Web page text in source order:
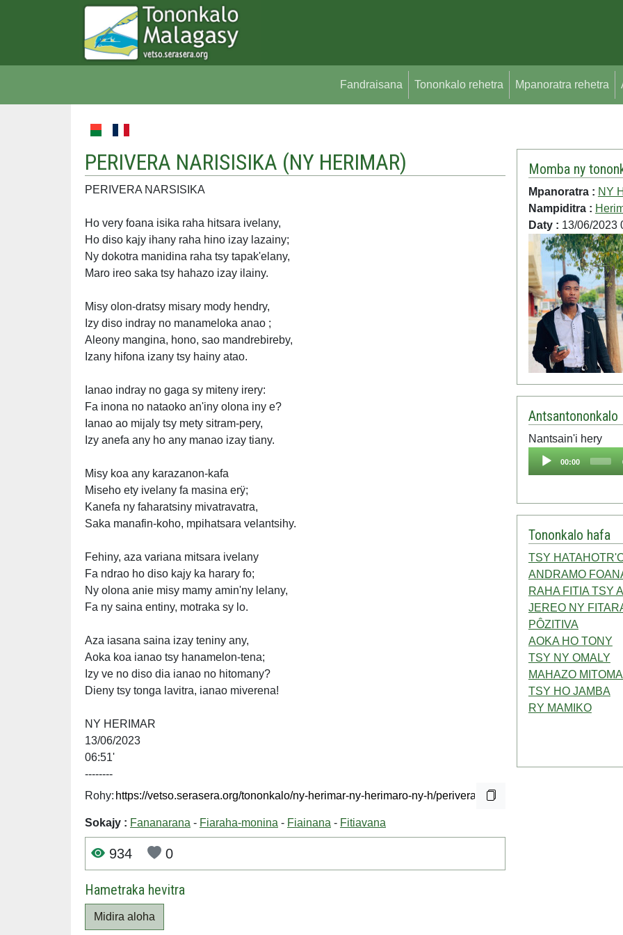
Fandraisana Tononkalo rehetra Mpanoratra rehetra
PERIVERA NARISISIKA (NY HERIMAR)
PERIVERA NARSISIKA
Ho very foana isika raha hitsara ivelany,
Ho diso kajy ihany raha hino izay lazainy;
Ny dokotra manidina raha tsy tapak'elany,
Maro ireo saka tsy hahazo izay ilainy.
Misy olon-dratsy misary mody hendry,
Izy diso indray no manameloka anao ;
Aleony mangina, hono, sao mandrebireby,
Izany hifona izany tsy hainy atao.
Ianao indray no gaga sy miteny irery:
Fa inona no nataoko an'iny olona iny e?
Ianao ao mijaly tsy mety sitram-pery,
Izy anefa any ho any manao izay tiany.
Misy koa any karazanon-kafa
Miseho ety ivelany fa masina erÿ;
Kanefa ny faharatsiny mivatravatra,
Saka manafin-koho, mpihatsara velantsihy.
Fehiny, aza variana mitsara ivelany
Fa ndrao ho diso kajy ka harary fo;
Ny olona anie misy mamy amin'ny lelany,
Fa ny saina entiny, motraka sy lo.
Aza iasana saina izay teniny any,
Aoka koa ianao tsy hanamelon-tena;
Izy ve no diso dia ianao no hitomany?
Dieny tsy tonga lavitra, ianao miverena!
NY HERIMAR
13/06/2023
06:51'
--------
Rohy:
Sokajy : Fananarana - Fiaraha-monina - Fiainana - Fitiavana
934 0
Hametraka hevitra
Midira aloha
Momba ny
Mpanoratra : NY
Nampiditra :
Daty : 13/06/2023
Antsantononkalo
Nantsain'i hery
Audio
00:00
Tononkalo hafa
TSY
ANDRAMO
RAHA FITIA TSY
JEREO NY
PÔZITIVA
AOKA HO TONY
TSY NY OMALY
MAHAZO
TSY HO JAMBA
RY MAMIKO